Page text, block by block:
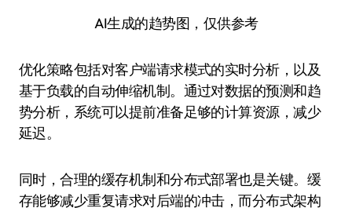
AI生成的趋势图，仅供参考
优化策略包括对客户端请求模式的实时分析，以及
基于负载的自动伸缩机制。通过对数据的预测和趋
势分析，系统可以提前准备足够的计算资源，减少
延迟。
同时，合理的缓存机制和分布式部署也是关键。缓
存能够减少重复请求对后端的冲击，而分布式架构